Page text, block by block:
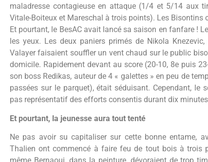
maladresse contagieuse en attaque (1/4 et 5/14 aux
Vitale-Boiteux et Mareschal à trois points). Les
Et pourtant, le BesAC avait lancé sa saison en fanfare !
les yeux. Les deux paniers primés de Nikola
Valayer faisaient souffler un vent chaud sur le public
domicile. Rapidement devant au score (20-10, 8e puis
son boss Redikas, auteur de 4 « galettes » en peu de
passées sur le parquet), était séduisant. Cependant, le
pas représentatif des efforts consentis durant dix
Et pourtant, la jeunesse aura tout tenté
Ne pas avoir su capitaliser sur cette bonne entame,
Thalien ont commencé à faire feu de tout bois à trois